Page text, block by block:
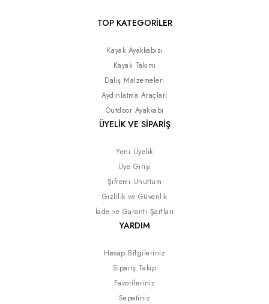
TOP KATEGORİLER
Kayak Ayakkabısı
Kayak Takımı
Dalış Malzemeleri
Aydınlatma Araçları
Outdoor Ayakkabı
ÜYELİK VE SİPARİŞ
Yeni Üyelik
Üye Girişi
Şifremi Unuttum
Gizlilik ve Güvenlik
İade ve Garanti Şartları
YARDIM
Hesap Bilgileriniz
Sipariş Takip
Favorileriniz
Sepetiniz